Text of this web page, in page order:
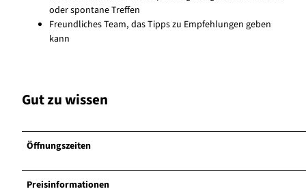
oder spontane Treffen
Freundliches Team, das Tipps zu Empfehlungen geben
kann
Gut zu wissen
Öffnungszeiten
Preisinformationen